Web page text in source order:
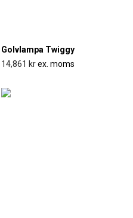
Golvlampa Twiggy
14,861 krex. moms